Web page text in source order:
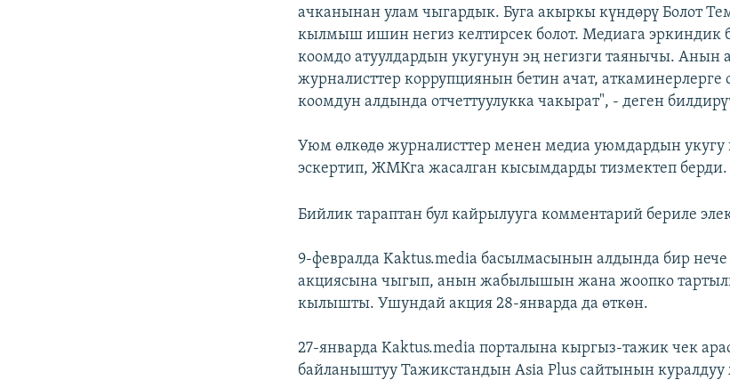
ачканынан улам чыгардык. Буга акыркы күндөрү Болот
кылмыш ишин негиз келтирсек болот. Медиага эркиндик
коомдо атуулдардын укугунун эң негизги таянычы. Анын
журналисттер коррупциянын бетин ачат, аткаминерлерге
коомдун алдында отчеттуулукка чакырат", - деген
Уюм өлкөдө журналисттер менен медиа уюмдардын укугу
эскертип, ЖМКга жасалган кысымдарды тизмектеп берди.
Бийлик тараптан бул кайрылууга комментарий бериле
9-февралда Kaktus.media басылмасынын алдында бир
акциясына чыгып, анын жабылышын жана жоопко
кылышты. Ушундай акция 28-январда да өткөн.
27-январда Kaktus.media порталына кыргыз-тажик чек
байланыштуу Тажикстандын Asia Plus сайтынын